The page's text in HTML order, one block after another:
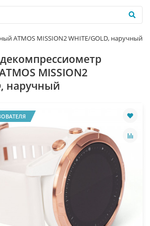
ATMOS MISSION2 WHITE/GOLD, наручный
MISSION2
наручный